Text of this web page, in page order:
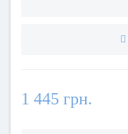
1 445 грн.